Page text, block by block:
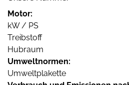
Motor:
kW / PS
Treibstoff
Hubraum
Umweltnormen:
Umweltplakette